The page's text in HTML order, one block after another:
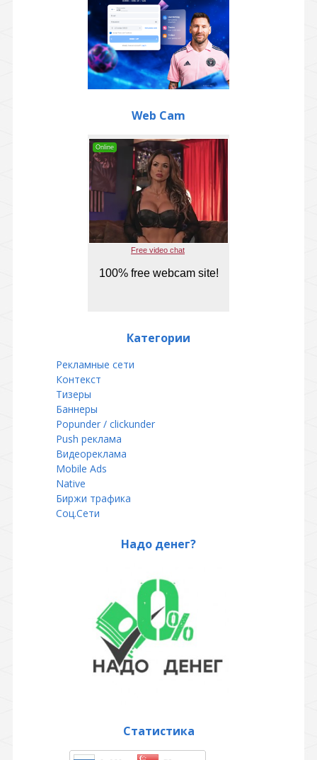
Web Cam
Категории
Рекламные сети
Контекст
Тизеры
Баннеры
Popunder / clickunder
Push реклама
Видеореклама
Mobile Ads
Native
Биржи трафика
Соц.Сети
Надо денег?
Статистика